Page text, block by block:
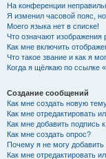
На конференции
Я изменил часовой пояс,
Моего языка нет в списке!
Что означают
Как мне включить
Что такое звание и как я
Когда я щёлкаю по ссылке
Создание сообщений
Как мне создать новую
Как мне отредактировать
Как мне добавить подпись
Как мне создать опрос?
Почему я не могу
Как мне отредактировать